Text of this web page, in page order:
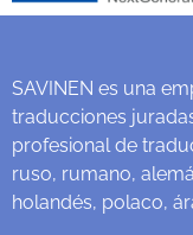
SAVINEN es una
traducciones
profesional de
ruso, rumano,
holandés, polaco,